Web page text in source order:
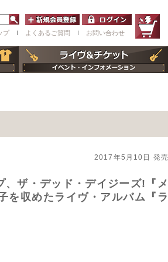
プ ｌ よくあるご質問 ｌ お問い合わせ
2017年5月10日 発売
ザ・デッド・デイジーズ!『メ
を収めたライヴ・アルバム『ラ